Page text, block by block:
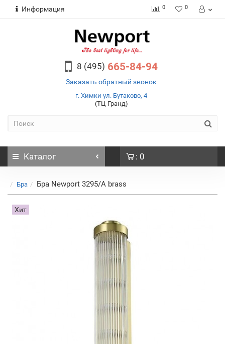
Информация 0 0
8 (495) 665-84-94
Заказать обратный звонок
г. Химки ул. Бутаково, 4
(ТЦ Гранд)
Каталог : 0
Бра Бра Newport 3295/A brass
Хит